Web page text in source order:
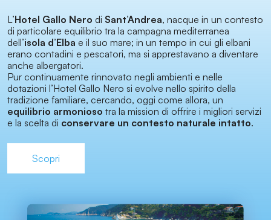
L’Hotel Gallo Nero di Sant’Andrea, nacque in un contesto
di particolare equilibrio tra la campagna mediterranea
dell’isola d’Elba e il suo mare; in un tempo in cui gli elbani
erano contadini e pescatori, ma si apprestavano a diventare
anche albergatori.
Pur continuamente rinnovato negli ambienti e nelle
dotazioni l’Hotel Gallo Nero si evolve nello spirito della
tradizione familiare, cercando, oggi come allora, un
equilibrio armonioso tra la mission di offrire i migliori servizi
e la scelta di conservare un contesto naturale intatto.
Scopri